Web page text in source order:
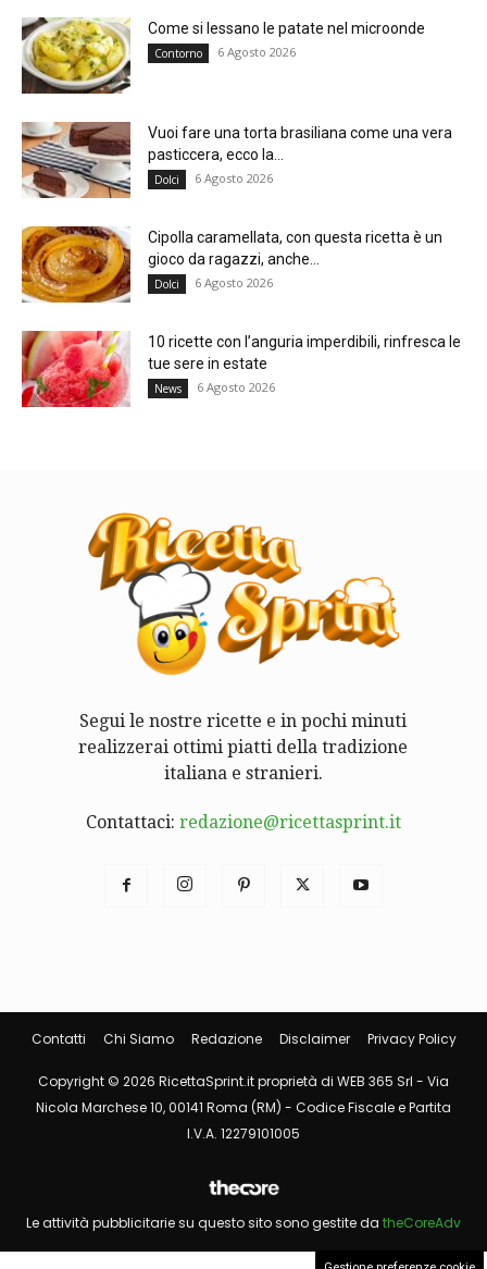
Come si lessano le patate nel microonde
Contorno 6 Agosto 2026
Vuoi fare una torta brasiliana come una vera
pasticcera, ecco la...
Dolci 6 Agosto 2026
Cipolla caramellata, con questa ricetta è un
gioco da ragazzi, anche...
Dolci 6 Agosto 2026
10 ricette con l’anguria imperdibili, rinfresca le
tue sere in estate
News 6 Agosto 2026
Segui le nostre ricette e in pochi minuti
realizzerai ottimi piatti della tradizione
italiana e stranieri.
Contattaci: redazione@ricettasprint.it
Contatti Chi Siamo Redazione Disclaimer Privacy Policy
Copyright © 2026 RicettaSprint.it proprietà di WEB 365 Srl - Via
Nicola Marchese 10, 00141 Roma (RM) - Codice Fiscale e Partita
I.V.A. 12279101005
Le attività pubblicitarie su questo sito sono gestite da theCoreAdv